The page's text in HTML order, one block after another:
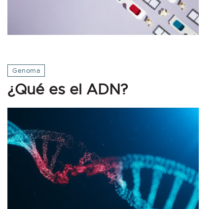
Genoma
¿Qué es el ADN?